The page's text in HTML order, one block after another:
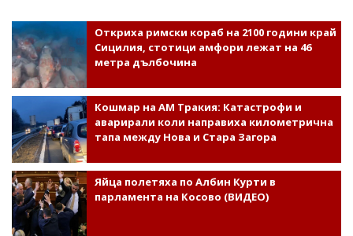
Откриха римски кораб на 2100 години край
Сицилия, стотици амфори лежат на 46
метра дълбочина
Кошмар на АМ Тракия: Катастрофи и
аварирали коли направиха километрична
тапа между Нова и Стара Загора
Яйца полетяха по Албин Курти в
парламента на Косово (ВИДЕО)